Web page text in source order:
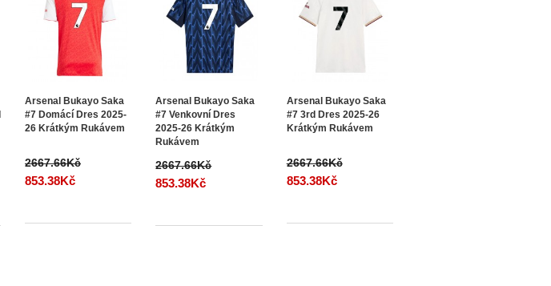
Arsenal Bukayo Saka
#7 Domácí Dres 2025-
26 Krátkým Rukávem
2667.66Kč
853.38Kč
Arsenal Bukayo Saka
#7 Venkovní Dres
2025-26 Krátkým
Rukávem
2667.66Kč
853.38Kč
Arsenal Bukayo Saka
#7 3rd Dres 2025-26
Krátkým Rukávem
2667.66Kč
853.38Kč